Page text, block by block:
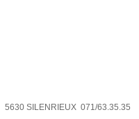
5630 SILENRIEUX 071/63.35.35